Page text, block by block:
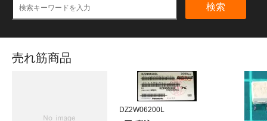
検索
売れ筋商品
DZ2W06200L